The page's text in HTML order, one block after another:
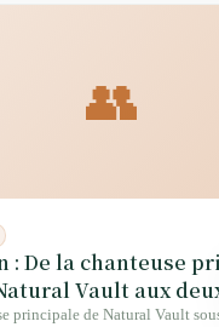
👥
: De la chanteuse
Vault aux
aux Golden
principale de Natural Vault